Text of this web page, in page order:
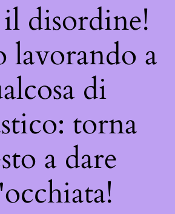
il disordine!
lavorando a
di
torna
a dare